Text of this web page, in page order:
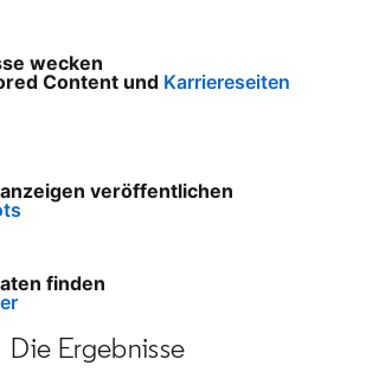
wecken
Content und Karriereseiten
veröffentlichen
finden
Die Ergebnisse